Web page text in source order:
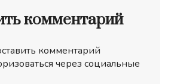
комментарий
комментарий
через социальные